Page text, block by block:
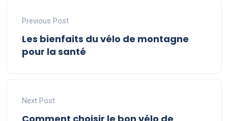
Previous Post
Les bienfaits du vélo de montagne
pour la santé
Next Post